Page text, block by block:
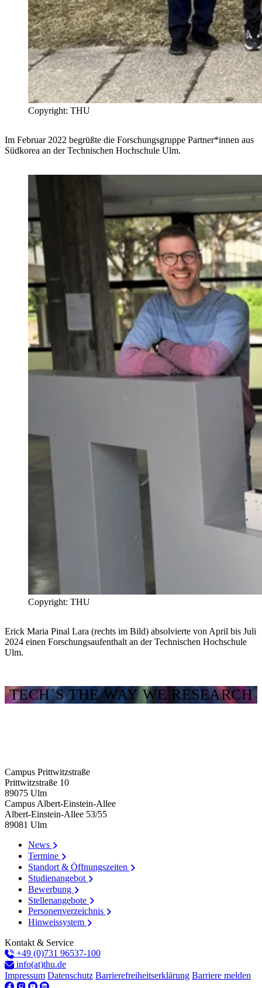
Copyright: THU
Im Februar 2022 begrüßte die Forschungsgruppe Partner*innen aus
Südkorea an der Technischen Hochschule Ulm.
Copyright: THU
Erick Maria Pinal Lara (rechts im Bild) absolvierte von April bis Juli
2024 einen Forschungsaufenthalt an der Technischen Hochschule
Ulm.
TECH´S THE WAY WE RESEARCH
Campus Prittwitzstraße
Prittwitzstraße 10
89075 Ulm
Campus Albert-Einstein-Allee
Albert-Einstein-Allee 53/​55
89081 Ulm
News
Termine
Standort & Öffnungszeiten
Studienangebot
Bewerbung
Stellenangebote
Personenverzeichnis
Hinweissystem
Kontakt & Service
+49 (0)731 96537-100
info(at)thu.de
Impressum Datenschutz Barrierefreiheitserklärung Barriere melden